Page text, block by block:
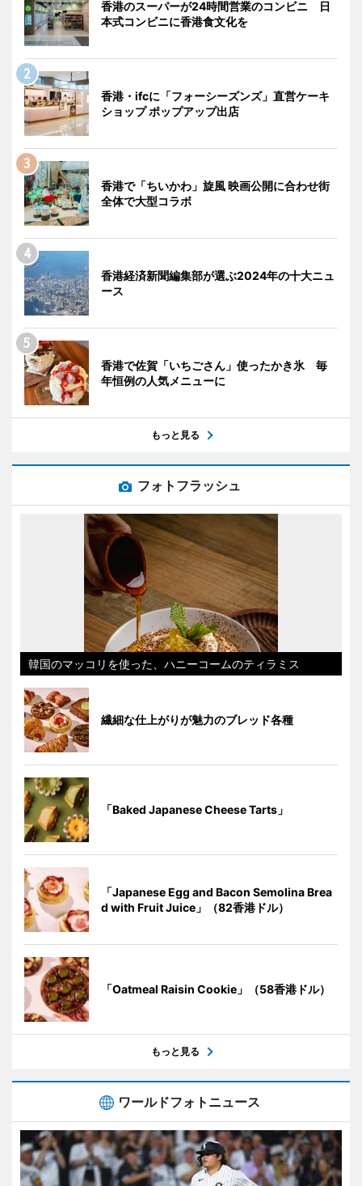
香港のスーパーが24時間営業のコンビニ 日
本式コンビニに香港食文化を
香港・ifcに「フォーシーズンズ」直営ケーキ
ショップ ポップアップ出店
香港で「ちいかわ」旋風 映画公開に合わせ街
全体で大型コラボ
香港経済新聞編集部が選ぶ2024年の十大ニュ
ース
香港で佐賀「いちごさん」使ったかき氷 毎
年恒例の人気メニューに
もっと見る
フォトフラッシュ
韓国のマッコリを使った、ハニーコームのティラミス
繊細な仕上がりが魅力のブレッド各種
「Baked Japanese Cheese Tarts」
「Japanese Egg and Bacon Semolina Brea
d with Fruit Juice」（82香港ドル）
「Oatmeal Raisin Cookie」（58香港ドル）
もっと見る
ワールドフォトニュース